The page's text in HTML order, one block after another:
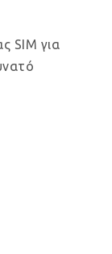
SIM για